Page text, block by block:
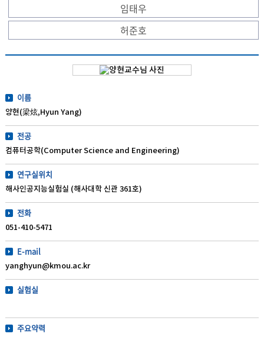
임태우
허준호
이름
양현(梁炫,Hyun Yang)
전공
컴퓨터공학(Computer Science and Engineering)
연구실위치
해사인공지능실험실 (해사대학 신관 361호)
전화
051-410-5471
E-mail
yanghyun@kmou.ac.kr
실험실
주요약력